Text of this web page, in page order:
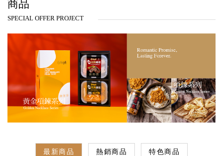
商品
SPECIAL OFFER PROJECT
最新商品 熱銷商品 特色商品